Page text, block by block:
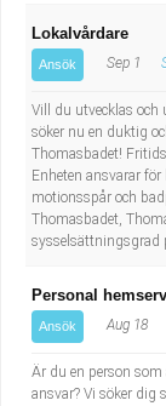
Lokalvårdare
Ansök Sep 1
Vill du utvecklas och
söker nu en duktig
Thomasbadet!
Enheten ansvarar
motionsspår och
Thomasbadet,
sysselsättningsgrad
Personal
Ansök Aug 18
Är du en person
ansvar? Vi söker dig